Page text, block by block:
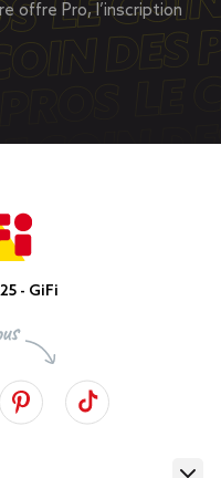
offre Pro, l’inscription
- GiFi